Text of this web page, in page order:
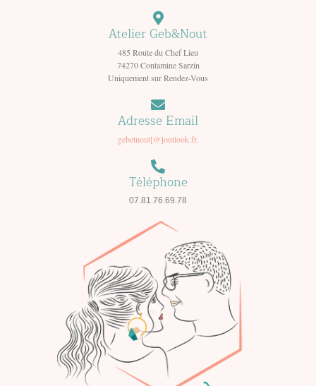
Atelier Geb&Nout
485 Route du Chef Lieu
74270 Contamine Sarzin
Uniquement sur Rendez-Vous
Adresse Email
gebetnout[@]outlook.fr.
Téléphone
07.81.76.69.78